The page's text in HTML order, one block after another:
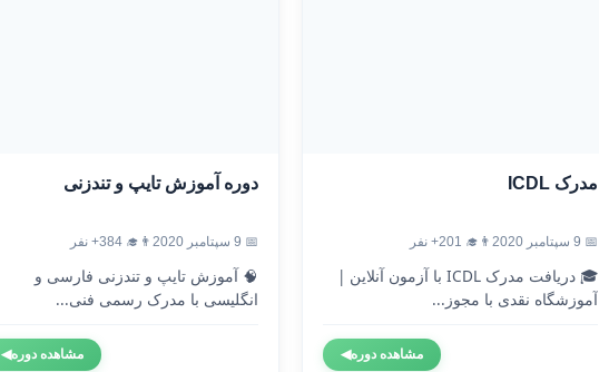
مدرک ICDL
📅 9 سپتامبر 2020 👨‍🎓 201+ نفر
🎓 دریافت مدرک ICDL با آزمون آنلاین |
آموزشگاه نقدی با مجوز...
مشاهده دوره◀
دوره آموزش تایپ و تندزنی
📅 9 سپتامبر 2020 👨‍🎓 384+ نفر
🧠 آموزش تایپ و تندزنی فارسی و
انگلیسی با مدرک رسمی فنی...
مشاهده دوره◀